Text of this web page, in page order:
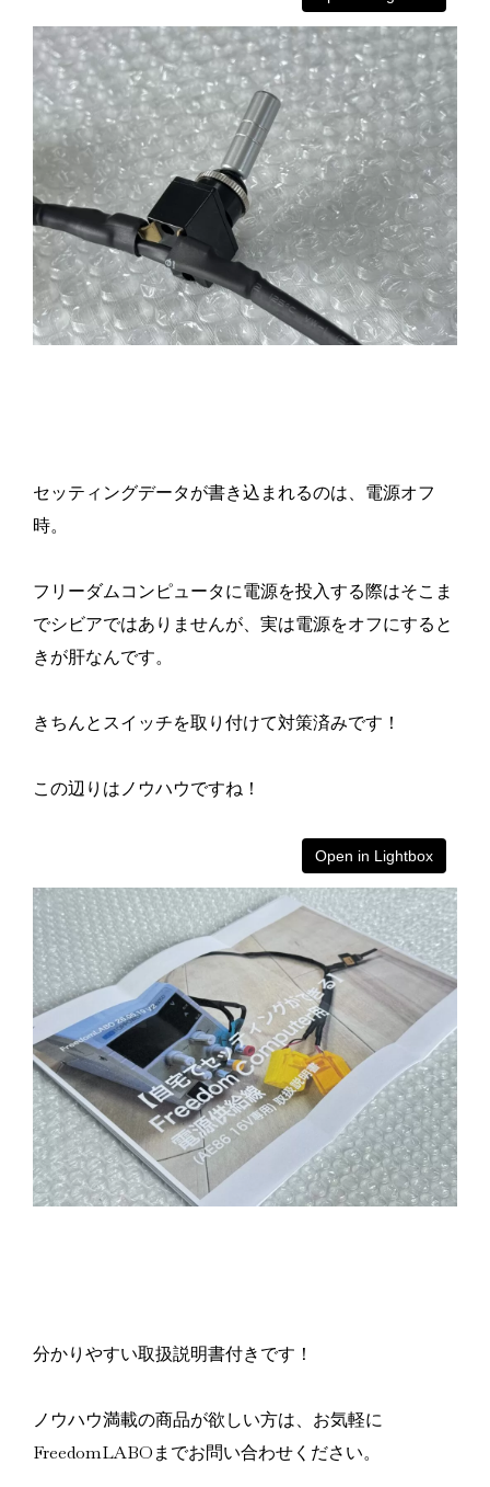
セッティングデータが書き込まれるのは、電源オフ
時。
フリーダムコンピュータに電源を投入する際はそこま
でシビアではありませんが、実は電源をオフにすると
きが肝なんです。
きちんとスイッチを取り付けて対策済みです！
この辺りはノウハウですね！
Open in Lightbox
分かりやすい取扱説明書付きです！
ノウハウ満載の商品が欲しい方は、お気軽に
FreedomLABOまでお問い合わせください。